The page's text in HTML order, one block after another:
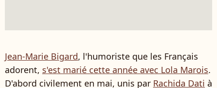
Jean-Marie Bigard, l'humoriste que les Français
adorent, s'est marié cette année avec Lola Marois.
D'abord civilement en mai, unis par Rachida Dati à